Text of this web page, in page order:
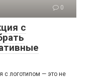
0
с
с логотипом — это не